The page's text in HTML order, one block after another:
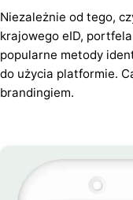
Niezależnie od tego,
krajowego eID,
popularne metody
do użycia platformie.
brandingiem.